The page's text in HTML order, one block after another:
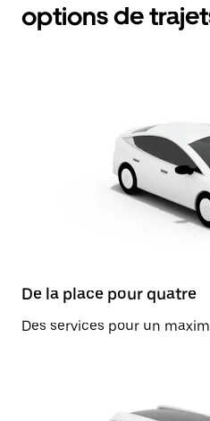
options de
De la place pour quatre
Des services pour un